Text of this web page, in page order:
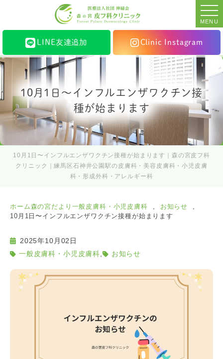
MENU
LINE友達追加 Clinic Instagram
10月1日〜インフルエンザワクチン接
種が始まります
10月1日〜インフルエンザワクチン接種が始まります｜森の宮皮フ科
クリニック｜練馬区石神井公園駅の皮膚科・美容皮膚科・小児皮膚
科・形成外科・アレルギー科
ホーム森の宮だより 一般皮膚科・小児皮膚科
お知らせ
10月1日〜インフルエンザワクチン接種が始まります
2025年10月02日
一般皮膚科・小児皮膚科
お知らせ